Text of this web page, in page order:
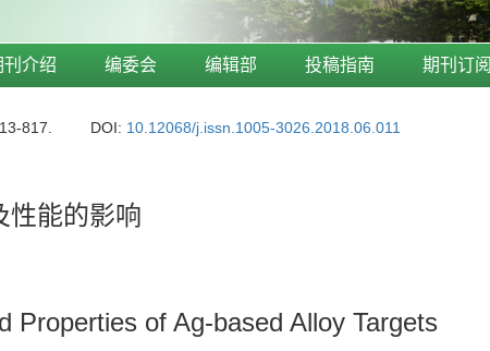
刊介绍 编委会 编辑部 投稿指南 期刊订阅
817. DOI: 10.12068/j.issn.1005-3026.2018.06.011
性能的影响
Properties of Ag-based Alloy Targets